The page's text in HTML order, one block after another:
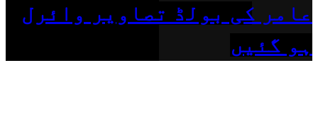
عامر کی بولڈ تصاویر وائرل
ہو گئیں